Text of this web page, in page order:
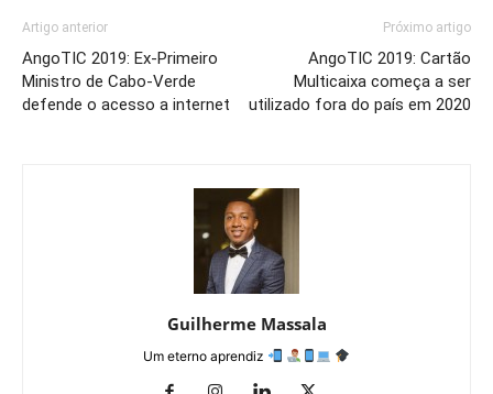
Artigo anterior
AngoTIC 2019: Ex-Primeiro
Ministro de Cabo-Verde
defende o acesso a internet
Próximo artigo
AngoTIC 2019: Cartão
Multicaixa começa a ser
utilizado fora do país em 2020
Guilherme Massala
Um eterno aprendiz